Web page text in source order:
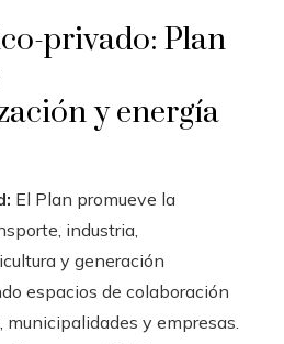
privado: Plan
y energía
El Plan promueve la
industria,
y generación
espacios de colaboración
y empresas.